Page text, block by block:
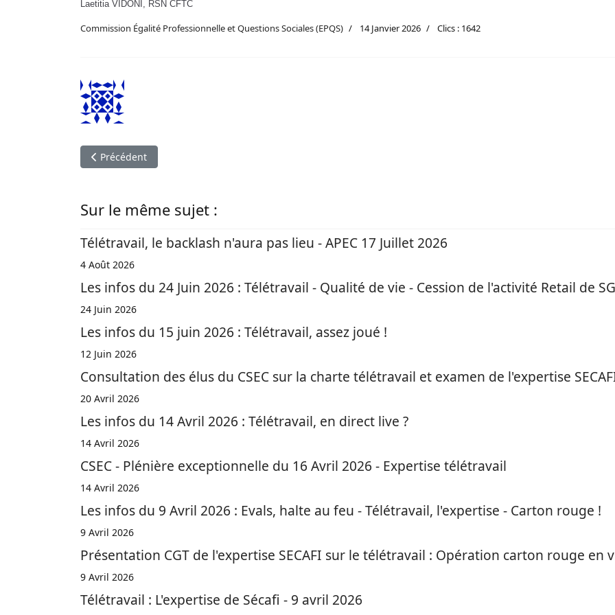
Laetitia VIDONI, RSN CFTC
Commission Égalité Professionnelle et Questions Sociales (EPQS) 14 Janvier 2026 Clics : 1642
Article précédent : CSEC - EPQS - Consultation sur le projet d’évolution du formulaire d’évaluation - 10 Décembre
Précédent
Sur le même sujet :
Télétravail, le backlash n'aura pas lieu - APEC 17 Juillet 2026
4 Août 2026
Les infos du 24 Juin 2026 : Télétravail - Qualité de vie - Cession de l'activité Retail de
24 Juin 2026
Les infos du 15 juin 2026 : Télétravail, assez joué !
12 Juin 2026
Consultation des élus du CSEC sur la charte télétravail et examen de l'expertise
20 Avril 2026
Les infos du 14 Avril 2026 : Télétravail, en direct live ?
14 Avril 2026
CSEC - Plénière exceptionnelle du 16 Avril 2026 - Expertise télétravail
14 Avril 2026
Les infos du 9 Avril 2026 : Evals, halte au feu - Télétravail, l'expertise - Carton rouge !
9 Avril 2026
Présentation CGT de l'expertise SECAFI sur le télétravail : Opération carton rouge en
9 Avril 2026
Télétravail : L'expertise de Sécafi - 9 avril 2026